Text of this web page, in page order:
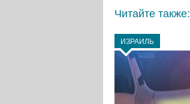
Читайте также:
ИЗРАИЛЬ